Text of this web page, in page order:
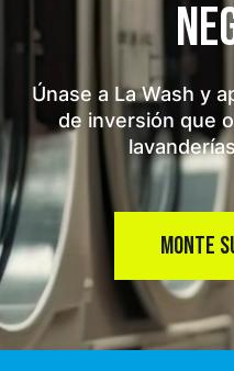
Únase a La Wash y
de inversión que
MONTE